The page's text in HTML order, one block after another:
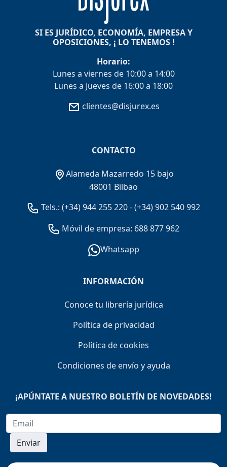
SI ES JURÍDICO, ECONOMÍA, EMPRESA Y
OPOSICIONES, ¡ LO TENEMOS !
Horario:
Lunes a viernes de 10:00 a 14:00
Lunes a Jueves de 16:00 a 18:00
clientes@disjurex.es
CONTACTO
Alameda Mazarredo 15 bajo
48001 Bilbao
Tels.: (+34) 944 255 220-(+34) 902 540 992
Móvil de empresa: 688 877 962
Whatsapp
INFORMACIÓN
Conoce tu librería jurídica
Política de privacidad
Política de cookies
Condiciones de envío y ayuda
¡APÚNTATE A NUESTRO BOLETÍN DE NOVEDADES!
Enviar